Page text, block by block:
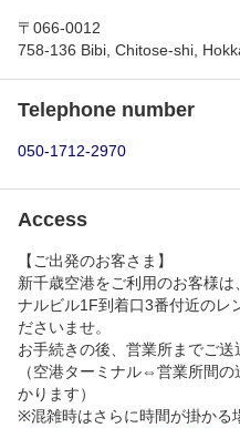
〒066-0012
758-136 Bibi, Chitose-shi,
Telephone number
050-1712-2970
Access
【ご出発のお客さま】
新千歳空港をご利用のお客様
ナルビル1F到着口3番付近のレ
ださいませ。
お手続きの後、営業所までご送
（空港ターミナル⇔営業所間
かります）
※混雑時はさらに時間が掛かる